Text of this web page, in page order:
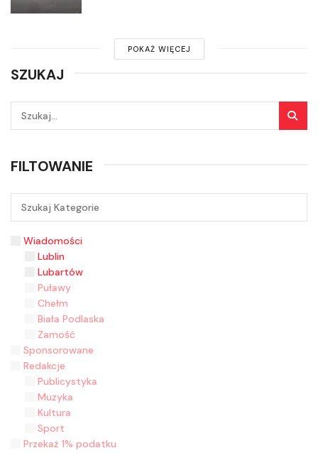
POKAŻ WIĘCEJ
SZUKAJ
FILTOWANIE
Wiadomości
Lublin
Lubartów
Puławy
Chełm
Biała Podlaska
Zamość
Sponsorowane
Redakcje
Publicystyka
Muzyka
Kultura
Sport
Przekaż 1% podatku